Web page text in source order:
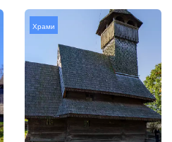
Храми